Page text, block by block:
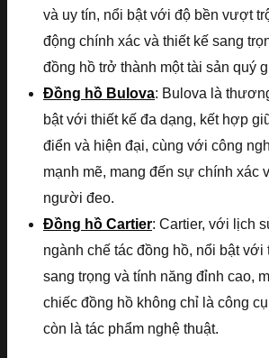
và uy tín, nổi bật với độ bền vượt
động chính xác và thiết kế sang
đồng hồ trở thành một tài sản quý
Đồng hồ Bulova: Bulova là
bật với thiết kế đa dạng, kết hợp
điển và hiện đại, cùng với công
mạnh mẽ, mang đến sự chính xác
người đeo.
Đồng hồ Cartier: Cartier, với lịch
ngành chế tác đồng hồ, nổi bật với
sang trọng và tính năng đỉnh cao,
chiếc đồng hồ không chỉ là công
còn là tác phẩm nghệ thuật.